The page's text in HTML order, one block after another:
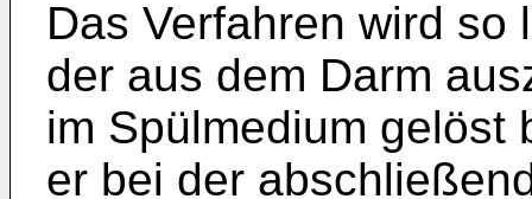
Das Verfahren wird
der aus dem Darm
im Spülmedium gelöst
er bei der